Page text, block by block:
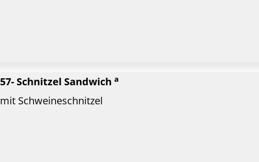
57- Schnitzel Sandwich a
mit Schweineschnitzel